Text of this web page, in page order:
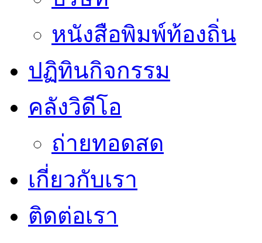
หนังสือพิมพ์ท้องถิ่น
ปฏิทินกิจกรรม
คลังวิดีโอ
ถ่ายทอดสด
เกี่ยวกับเรา
ติดต่อเรา